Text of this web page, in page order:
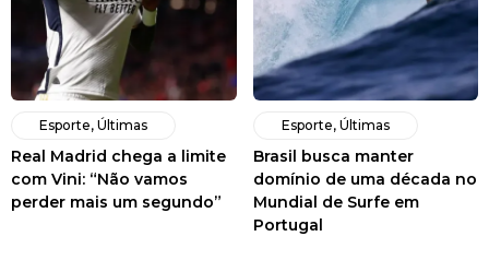
Esporte, Últimas
Real Madrid chega a limite
com Vini: “Não vamos
perder mais um segundo”
Esporte, Últimas
Brasil busca manter
domínio de uma década no
Mundial de Surfe em
Portugal